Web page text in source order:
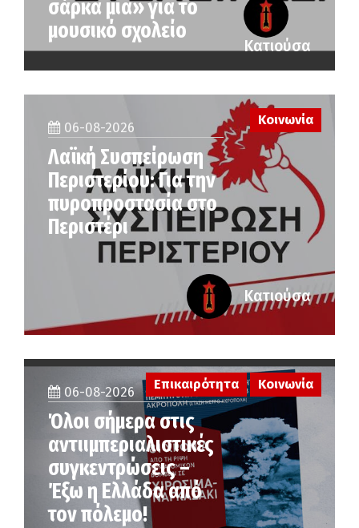
σάρκα μια» για το
μουσικό σχολείο
Κατιούσα
06-08-2026
Λαϊκή Συσπείρωση
Περιστερίου: Για την
πυροπροστασία στο
Περιστέρι
Κοινωνία
Κατιούσα
06-08-2026
Όλοι σήμερα στις
αντιιμπεριαλιστικές
συγκεντρώσεις –
Έξω η Ελλάδα από
τον πόλεμο!
Επικαιρότητα Κοινωνία